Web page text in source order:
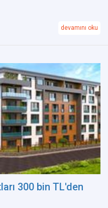
devamını oku
300 bin TL'den